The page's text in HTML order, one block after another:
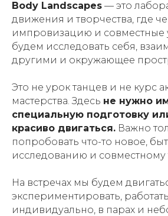
Body Landscapes — это
движения и творчества, где
импровизацию и
будем исследовать себя,
другими и окружающее
Это не урок танцев и не курс
мастерства. Здесь не нужно
специальную подготовку
красиво двигаться. Важно
попробовать что-то новое,
исследованию и совместному
На встречах мы будем
экспериментировать, работать
индивидуально, в парах и